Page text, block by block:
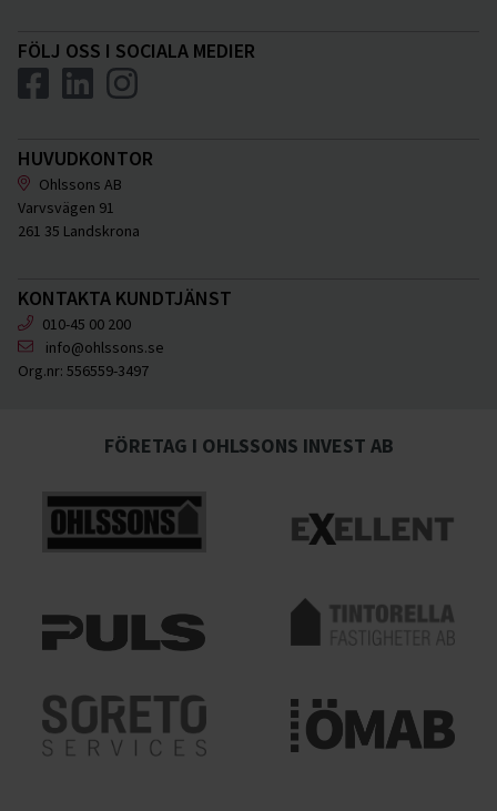
FÖLJ OSS I SOCIALA MEDIER
HUVUDKONTOR
Ohlssons AB
Varvsvägen 91
261 35 Landskrona
KONTAKTA KUNDTJÄNST
010-45 00 200
info@ohlssons.se
Org.nr: 556559-3497
FÖRETAG I OHLSSONS INVEST AB